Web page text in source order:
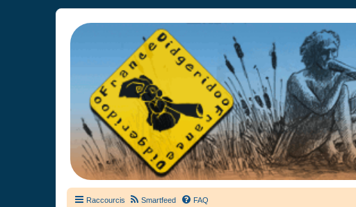
France Didgeridoo
Didgeridoo et Guimbarde sur France Didgeridoo - retrouvez la communauté.
Raccourcis Smartfeed FAQ